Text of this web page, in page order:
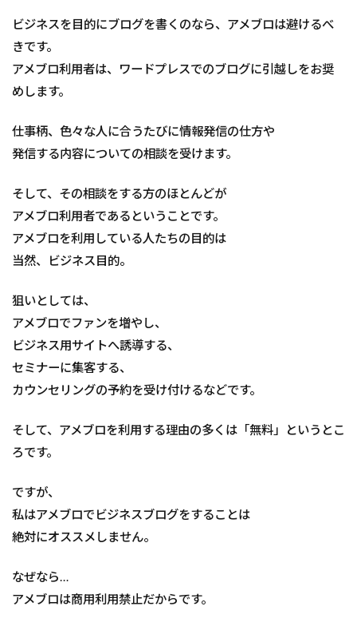
ブロ
でブ
ログ
を書
いて
はい
い理
ビジネスを目的にブログを書くのなら、アメブロは避けるべ
きです。
アメブロ利用者は、ワードプレスでのブログに引越しをお奨
めします。
仕事柄、色々な人に合うたびに情報発信の仕方や
発信する内容についての相談を受けます。
そして、その相談をする方のほとんどが
アメブロ利用者であるということです。
アメブロを利用している人たちの目的は
当然、ビジネス目的。
狙いとしては、
アメブロでファンを増やし、
ビジネス用サイトへ誘導する、
セミナーに集客する、
カウンセリングの予約を受け付けるなどです。
そして、アメブロを利用する理由の多くは「無料」というとこ
ろです。
ですが、
私はアメブロでビジネスブログをすることは
絶対にオススメしません。
なぜなら…
アメブロは商用利用禁止だからです。